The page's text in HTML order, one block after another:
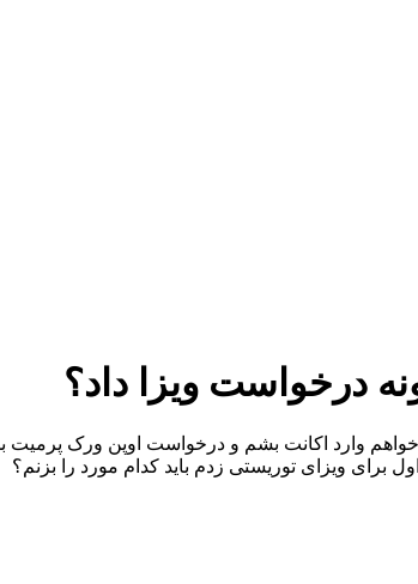
درخواست ویزا داد؟
وارد اکانت بشم و درخواست اوپن ورک پرمیت
ویزای توریستی زدم باید کدام مورد را بزنم؟